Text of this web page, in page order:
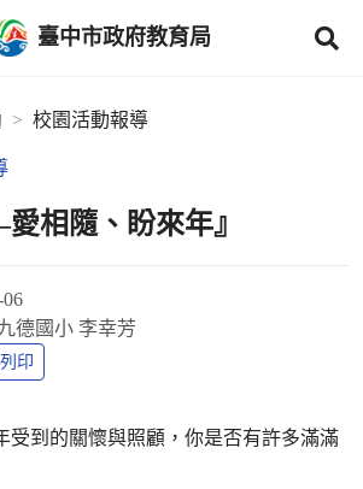
臺中市政府教育局
校園活動報導
相隨、盼來年』
06
德國小 李幸芳
列印
受到的關懷與照顧，你是否有許多滿滿